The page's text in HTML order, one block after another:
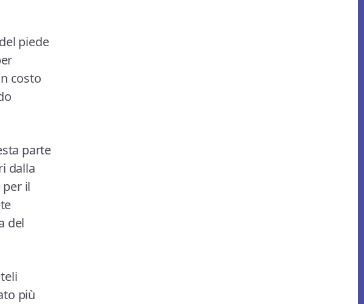
piede
costo
parte
dalla
il
del
più